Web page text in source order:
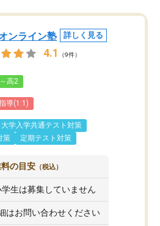
ンライン塾 詳しく見る
4.1 （9件）
高2
導(1:1)
大学入学共通テスト対策
策
定期テスト対策
の目安 （税込）
学生は募集していません
はお問い合わせください